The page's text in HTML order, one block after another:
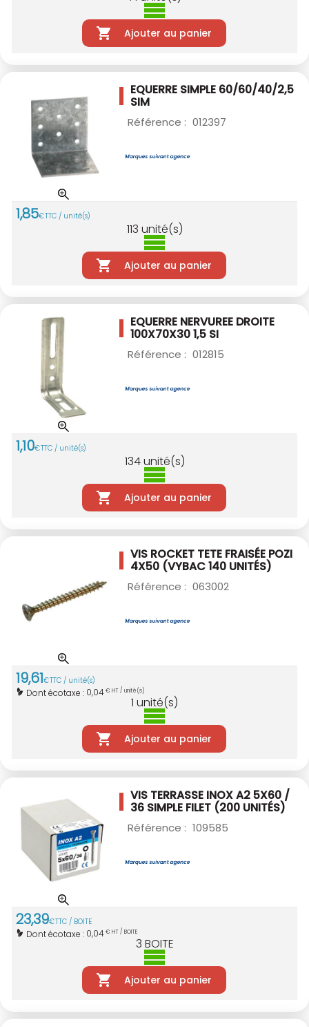
Ajouter au panier
EQUERRE SIMPLE 60/60/40/2,5
SIM
Référence : 012397
1,85€TTC / unité(s)
113 unité(s)
Ajouter au panier
EQUERRE NERVUREE DROITE
100X70X30 1,5 SI
Référence : 012815
1,10€TTC / unité(s)
134unité(s)
Ajouter au panier
VIS ROCKET TETE FRAISÉE POZI
4X50 (VYBAC 140 UNITÉS)
Référence : 063002
19,61€TTC / unité(s)
Dont écotaxe : 0,04€ HT / unité(s)
1 unité(s)
Ajouter au panier
VIS TERRASSE INOX A2 5X60 /
36 SIMPLE FILET (200 UNITÉS)
Référence : 109585
23,39€TTC / BOITE
Dont écotaxe : 0,04€ HT / BOITE
3 BOITE
Ajouter au panier